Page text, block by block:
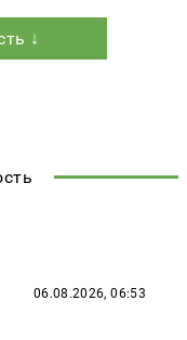
↓
06.08.2026, 06:53